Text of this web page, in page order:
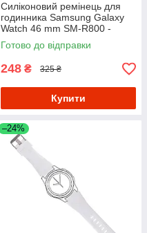
Силіконовий ремінець для
годинника Samsung Galaxy
Watch 46 mm SM-R800 -
Yellow
Готово до відправки
248 ₴ 325 ₴
Купити
–24%